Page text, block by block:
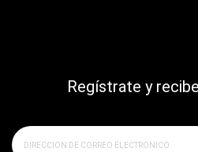
Regístrate y